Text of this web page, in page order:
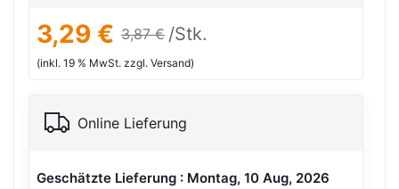
3,29 € 3,87 € /Stk.
(inkl. 19 % MwSt. zzgl. Versand)
Online Lieferung
Geschätzte Lieferung : Montag, 10 Aug, 2026